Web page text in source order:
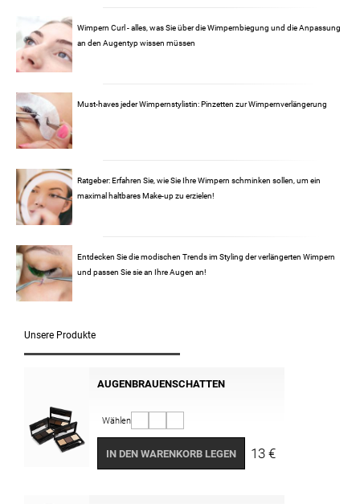
Wimpern Curl - alles, was Sie über die Wimpernbiegung und die Anpassung
an den Augentyp wissen müssen
Must-haves jeder Wimpernstylistin: Pinzetten zur Wimpernverlängerung
Ratgeber: Erfahren Sie, wie Sie Ihre Wimpern schminken sollen, um ein
maximal haltbares Make-up zu erzielen!
Entdecken Sie die modischen Trends im Styling der verlängerten Wimpern
und passen Sie sie an Ihre Augen an!
Unsere Produkte
AUGENBRAUENSCHATTEN
Wählen
IN DEN WARENKORB LEGEN 13 €